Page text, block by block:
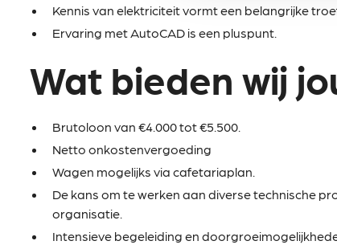
Kennis van elektriciteit vormt een belangrijke
Ervaring met AutoCAD is een pluspunt.
Wat bieden wij
Brutoloon van €4.000 tot €5.500.
Netto onkostenvergoeding
Wagen mogelijks via cafetariaplan.
De kans om te werken aan diverse technische
organisatie.
Intensieve begeleiding en